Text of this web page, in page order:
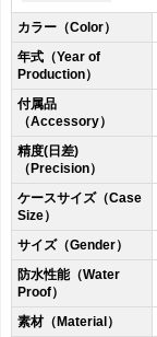
カラー（Color）
年式（Year of
Production）
付属品
（Accessory）
精度(日差)
（Precision）
ケースサイズ（Case
Size）
サイズ（Gender）
防水性能（Water
Proof）
素材（Material）